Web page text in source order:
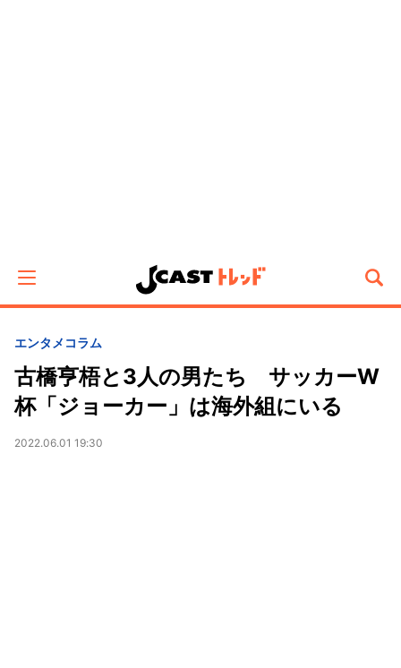
エンタメ コラム
古橋亨梧と3人の男たち サッカーW
杯「ジョーカー」は海外組にいる
2022.06.01 19:30